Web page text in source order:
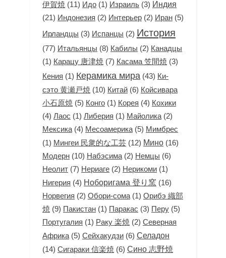
伊賀焼 (11) Идо (1) Израиль (3) Индия
(21) Индонезия (2) Интерьер (2) Иран (5)
Ирландцы (3) Испанцы (2) История
(77) Итальянцы (8) Кабилы (2) Канадцы
(1) Карацу 唐津焼 (7) Касама 笠間焼 (3)
Кения (1) Керамика мира (43) Ки-
сэто 黄瀬戸焼 (10) Китай (6) Койсивара
小石原焼 (5) Конго (1) Корея (4) Кохики
(4) Лаос (1) Либерия (1) Майолика (2)
Мексика (4) Месоамерика (5) Мимбрес
(1) Мингеи 民衆的な工芸 (12) Мино (16)
Модерн (10) Набэсима (2) Немцы (6)
Неолит (7) Нериаге (2) Нерикоми (1)
Нигерия (4) Ноборигама 登り窯 (16)
Норвегия (2) Обори-сома (1) Орибэ 織部
焼 (9) Пакистан (1) Паракас (3) Перу (5)
Португалия (1) Раку 楽焼 (2) Северная
Африка (5) Сейхакудзи (6) Селадон
(14) Сигараки 信楽焼 (6) Сино 志野焼